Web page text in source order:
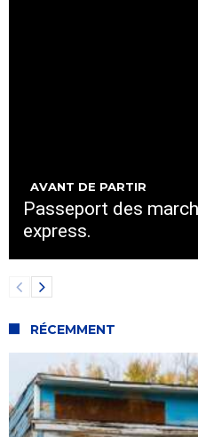
AVANT DE PARTIR
Passeport des
express.
RÉCEMMENT